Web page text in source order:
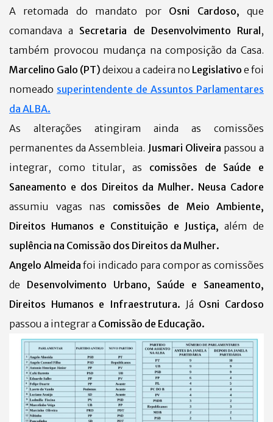
A retomada do mandato por Osni Cardoso,que
comandava a Secretaria de Desenvolvimento Rural,
também provocou mudança na composição da Casa.
Marcelino Galo (PT) deixou a cadeira no Legislativo e foi
nomeado superintendente de Assuntos Parlamentares
da ALBA.
As alterações atingiram ainda as comissões
permanentes da Assembleia. Jusmari Oliveira passou a
integrar, como titular, as comissões de Saúde e
Saneamento e dos Direitos da Mulher. Neusa Cadore
assumiu vagas nas comissões de Meio Ambiente,
Direitos Humanos e Constituição e Justiça, além de
suplência na Comissão dos Direitos da Mulher.
Angelo Almeida foi indicado para compor as comissões
de Desenvolvimento Urbano, Saúde e Saneamento,
Direitos Humanos e Infraestrutura. Já Osni Cardoso
passou a integrar a Comissão de Educação.